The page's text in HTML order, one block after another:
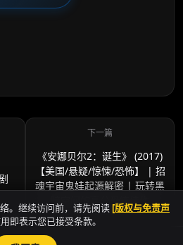
《安娜贝尔2：诞生》 (2017)
【美国/悬疑/惊悚/恐怖】 | 招
魂宇宙鬼娃起源解密 | 玩转黑
暗空间的高分恐怖佳作
。继续访问前，请先阅读 [版权与免责声
即表示您已接受条款。